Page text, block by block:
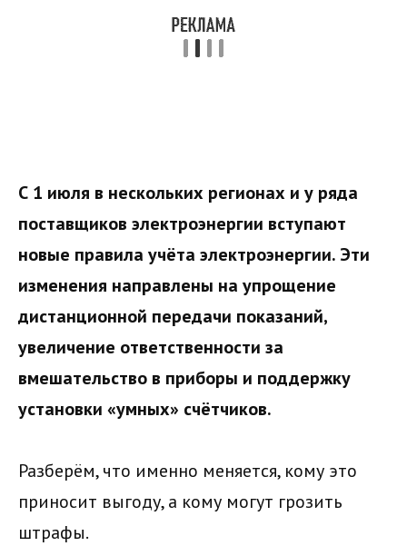
С 1 июля в нескольких регионах и у ряда
поставщиков электроэнергии вступают
новые правила учёта электроэнергии. Эти
изменения направлены на упрощение
дистанционной передачи показаний,
увеличение ответственности за
вмешательство в приборы и поддержку
установки «умных» счётчиков.
Разберём, что именно меняется, кому это
приносит выгоду, а кому могут грозить
штрафы.